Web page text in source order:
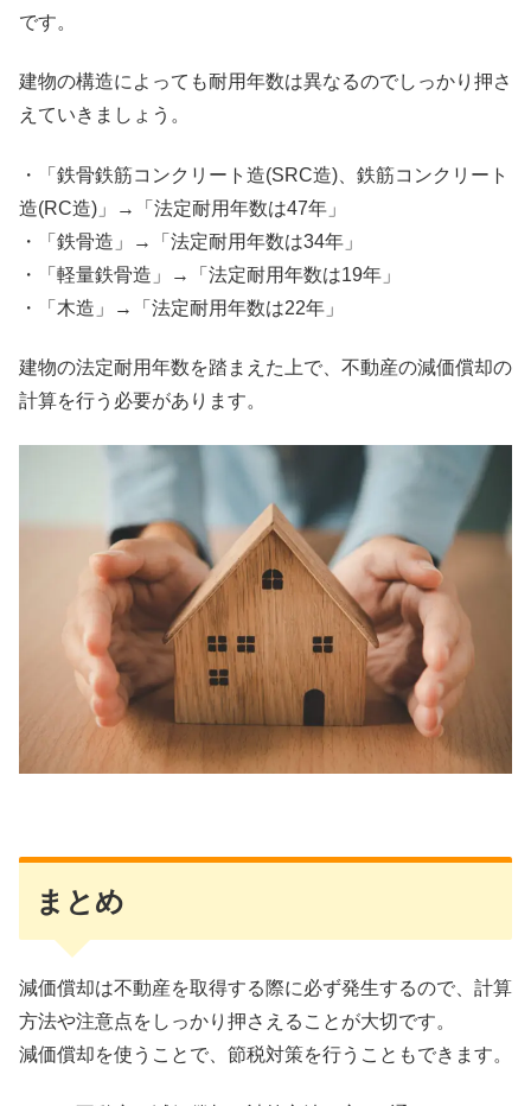
です。
建物の構造によっても耐用年数は異なるのでしっかり押さ
えていきましょう。
・「鉄骨鉄筋コンクリート造(SRC造)、鉄筋コンクリート
造(RC造)」→「法定耐用年数は47年」
・「鉄骨造」→「法定耐用年数は34年」
・「軽量鉄骨造」→「法定耐用年数は19年」
・「木造」→「法定耐用年数は22年」
建物の法定耐用年数を踏まえた上で、不動産の減価償却の
計算を行う必要があります。
まとめ
減価償却は不動産を取得する際に必ず発生するので、計算
方法や注意点をしっかり押さえることが大切です。
減価償却を使うことで、節税対策を行うこともできます。